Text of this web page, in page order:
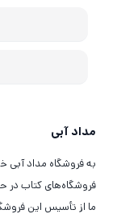
مداد آبی
به فروشگاه مداد آبی
فروشگاه‌های کتاب در
ما از تأسیس این